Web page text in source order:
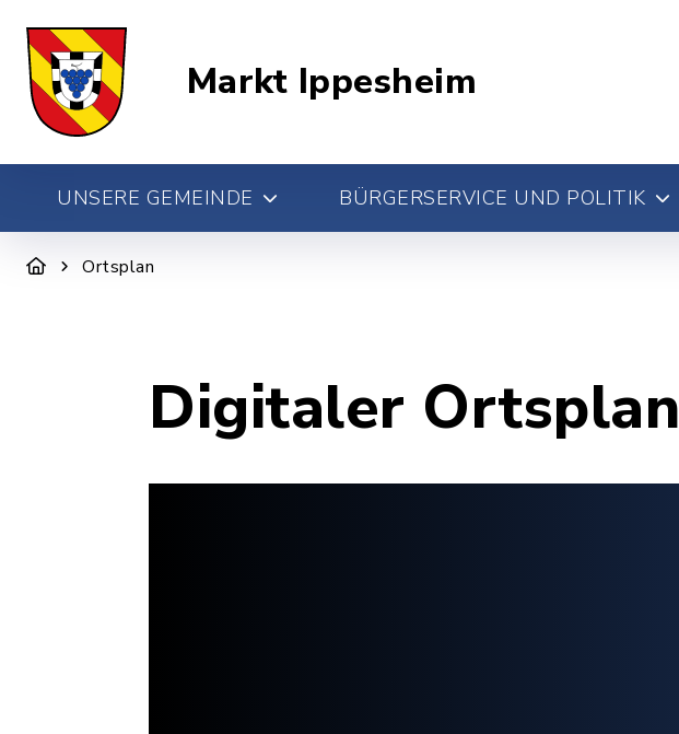
Markt Ippesheim
UNSERE GEMEINDE BÜRGERSERVICE UND POLITIK
Ortsplan
Digitaler Ortsplan